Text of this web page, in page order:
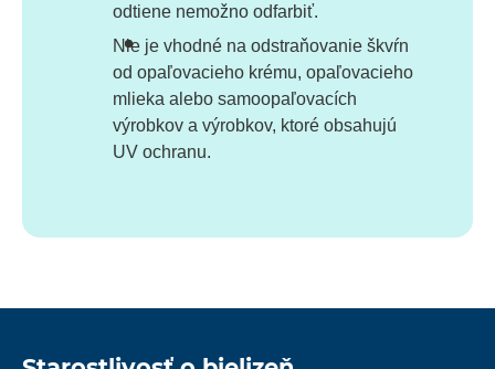
odtiene nemožno odfarbiť.
Nie je vhodné na odstraňovanie škvŕn
od opaľovacieho krému, opaľovacieho
mlieka alebo samoopaľovacích
výrobkov a výrobkov, ktoré obsahujú
UV ochranu.